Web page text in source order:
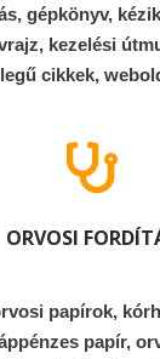
gépkönyv,
kezelési
cikkek,
ORVOSI
papírok,
papír,